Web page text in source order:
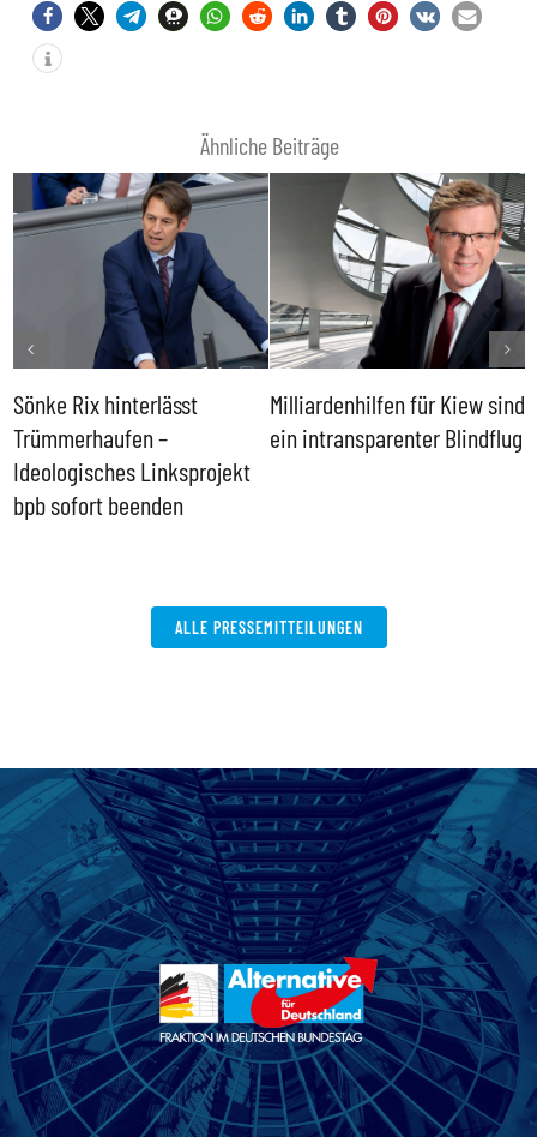
Ähnliche Beiträge
Sönke Rix hinterlässt
Trümmerhaufen –
Ideologisches Linksprojekt
bpb sofort beenden
Milliardenhilfen für Kiew sind
ein intransparenter Blindflug
ALLE PRESSEMITTEILUNGEN